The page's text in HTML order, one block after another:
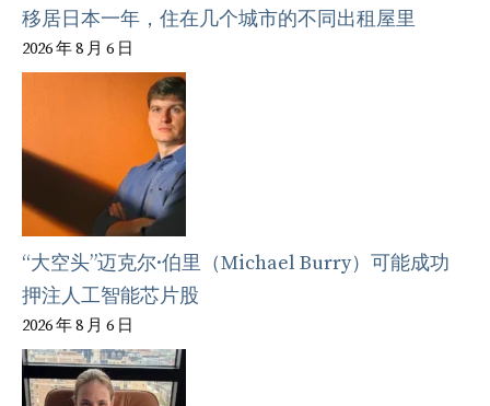
移居日本一年，住在几个城市的不同出租屋里
2026 年 8 月 6 日
“大空头”迈克尔·伯里（Michael Burry）可能成功
押注人工智能芯片股
2026 年 8 月 6 日